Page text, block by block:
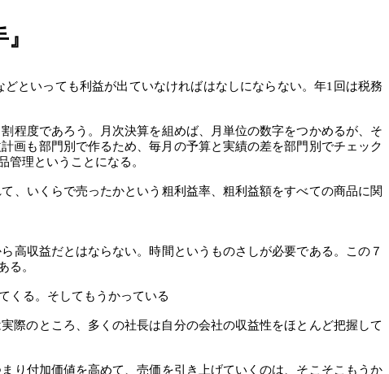
といっても利益が出ていなければはなしにならない。年1回は税務
程度であろう。月次決算を組めば、月単位の数字をつかめるが、そ
画も部門別で作るため、毎月の予算と実績の差を部門別でチェック
理ということになる。
、いくらで売ったかという粗利益率、粗利益額をすべての商品に関
高収益だとはならない。時間というものさしが必要である。この７
る。
くる。そしてもうかっている
際のところ、多くの社長は自分の会社の収益性をほとんど把握して
り付加価値を高めて、売価を引き上げていくのは、そこそこもうか